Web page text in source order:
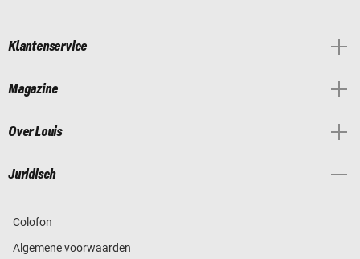
Klantenservice
Magazine
Over Louis
Juridisch
Colofon
Algemene voorwaarden